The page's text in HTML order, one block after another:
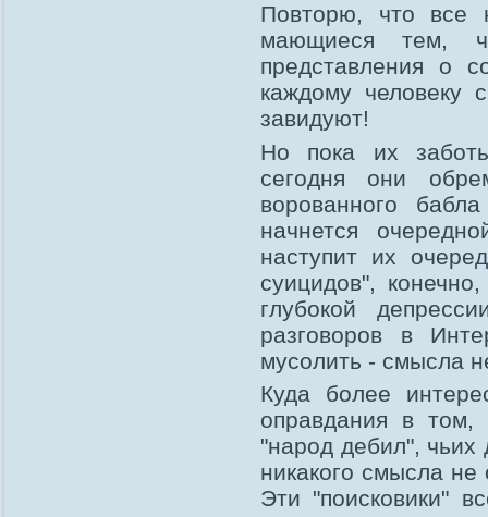
Повторю, что все
мающиеся тем,
представления о
каждому человеку
завидуют!
Но пока их
сегодня они
ворованного
начнется
наступит их
суицидов",
глубокой
разговоров в
мусолить - смысла
Куда более
оправдания в
"народ дебил", чьих
никакого смысла
Эти "поисковики"